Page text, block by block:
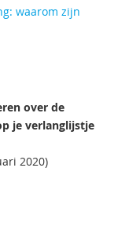
waarom zijn
over de
je verlanglijstje
2020)